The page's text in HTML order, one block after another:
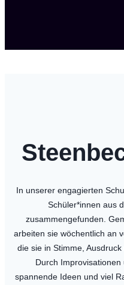
In unserer engagierten
Schüler*innen aus
zusammengefunden.
arbeiten sie wöchentlich an
die sie in Stimme,
Durch
spannende Ideen und viel